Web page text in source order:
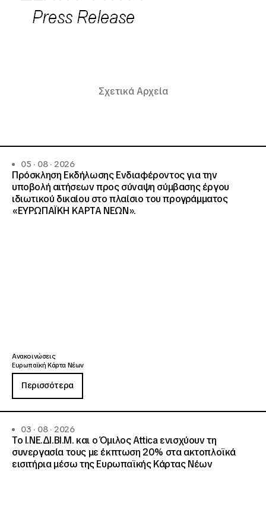
Σχετικά Αρχεία
05 · 08 · 2026
Πρόσκληση Εκδήλωσης Ενδιαφέροντος για την
υποβολή αιτήσεων προς σύναψη σύμβασης έργου
ιδιωτικού δικαίου στο πλαίσιο του προγράμματος
«ΕΥΡΩΠΑΪΚΗ ΚΑΡΤΑ ΝΕΩΝ».
Ανακοινώσεις
Ευρωπαϊκή Κάρτα Νέων
Περισσότερα
03 · 08 · 2026
Το Ι.ΝΕ.ΔΙ.ΒΙ.Μ. και o Όμιλος Attica ενισχύουν τη
συνεργασία τους με έκπτωση 20% στα ακτοπλοϊκά
εισιτήρια μέσω της Ευρωπαϊκής Κάρτας Νέων